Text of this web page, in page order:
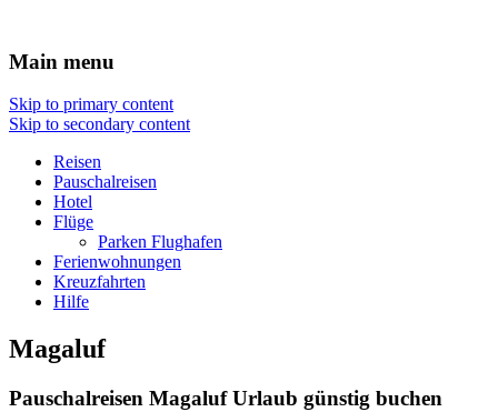
Reisen Hotel Flug
Main menu
Skip to primary content
Skip to secondary content
Reisen
Pauschalreisen
Hotel
Flüge
Parken Flughafen
Ferienwohnungen
Kreuzfahrten
Hilfe
Magaluf
Pauschalreisen Magaluf Urlaub günstig buchen